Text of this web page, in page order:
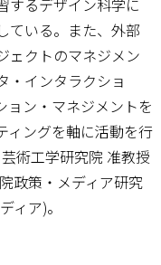
するデザイン科学に
ている。また、外部
ェクトのマネジメン
・インタラクショ
ョン・マネジメントを
ィングを軸に活動を行
術工学研究院 准教授
政策・メディア研究
ィア)。